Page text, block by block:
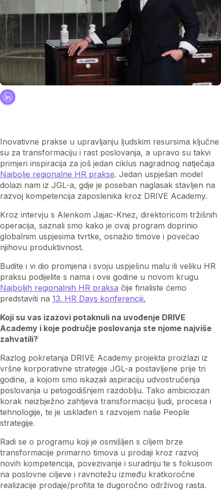
Inovativne prakse u upravljanju ljudskim resursima ključne
su za transformaciju i rast poslovanja, a upravo su takvi
primjeri inspiracija za još jedan ciklus nagradnog natječaja
Najbolje regionalne HR prakse. Jedan uspješan model
dolazi nam iz JGL-a, gdje je poseban naglasak stavljen na
razvoj kompetencija zaposlenika kroz DRIVE Academy.
Kroz intervju s Alenkom Jajac-Knez, direktoricom tržišnih
operacija, saznali smo kako je ovaj program doprinio
globalnim uspjesima tvrtke, osnažio timove i povećao
njihovu produktivnost.
Budite i vi dio promjena i svoju uspješnu malu ili veliku HR
praksu podijelite s nama i ove godine u novom krugu
Najboljih regionalnih HR praksa čije finaliste ćemo
predstaviti na 13. HR Days konferenciji.
Koji su vas izazovi potaknuli na uvođenje DRIVE
Academy i koje područje poslovanja ste njome najviše
zahvatili?
Razlog pokretanja DRIVE Academy projekta proizlazi iz
vršne korporativne strategije JGL-a postavljene prije tri
godine, a kojom smo iskazali aspiraciju udvostručenja
poslovanja u petogodišnjem razdoblju. Tako ambiciozan
korak neizbježno zahtjeva transformaciju ljudi, procesa i
tehnologije, te je usklađen s razvojem naše People
strategije.
Radi se o programu koji je osmišljen s ciljem brze
transformacije primarno timova u prodaji kroz razvoj
novih kompetencija, povezivanje i suradnju te s fokusom
na poslovne ciljeve i ravnotežu između kratkoročne
realizacije prodaje/profita te dugoročno održivog rasta.